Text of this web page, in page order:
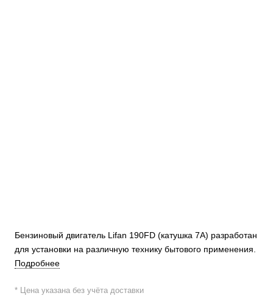
Бензиновый двигатель Lifan 190FD (катушка 7А) разработан
для установки на различную технику бытового применения.
Подробнее
* Цена указана без учёта доставки